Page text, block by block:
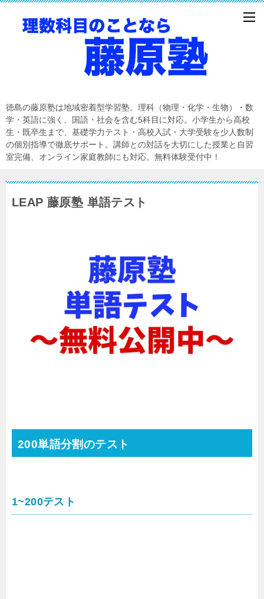
徳島の藤原塾は地域密着型学習塾。理科（物理・化学・生物）・数
学・英語に強く、国語・社会を含む5科目に対応。小学生から高校
生・既卒生まで、基礎学力テスト・高校入試・大学受験を少人数制
の個別指導で徹底サポート。講師との対話を大切にした授業と自習
室完備、オンライン家庭教師にも対応。無料体験受付中！
LEAP 藤原塾 単語テスト
200単語分割のテスト
1~200テスト